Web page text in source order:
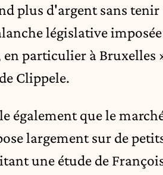
plus d'argent sans tenir
législative imposée
en particulier à Bruxelles
Clippele.
également que le
largement sur de
une étude de